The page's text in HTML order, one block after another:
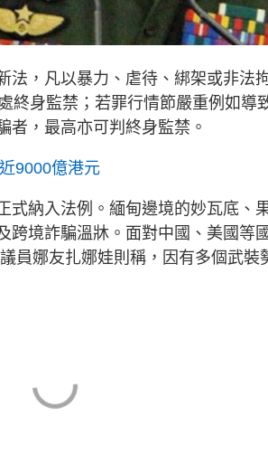
法，凡以暴力、虐待、綁架或非法
終身監禁；若罪行情節嚴重例如導
者，最高亦可判終身監禁。
9000億港元
式納入法例。緬甸邊境的妙瓦底、
跨境詐騙溫牀。面對中國、美國等
員娜友扎娜娃則稱，因有多個武